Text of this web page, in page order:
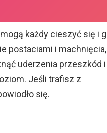
każdy cieszyć się i
postaciami i
uderzenia przeszkód i
Jeśli trafisz z
się.